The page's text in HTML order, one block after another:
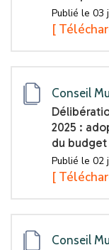
Publié le 03
[
Conseil
2025 :
du
Publié le 02
[
Conseil